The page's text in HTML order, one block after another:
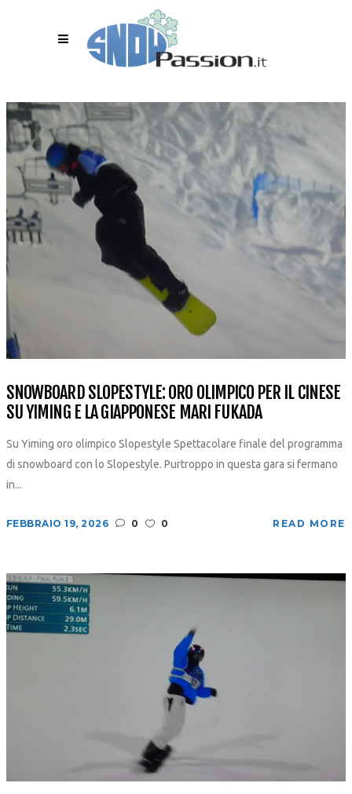
SNOWBOARD SLOPESTYLE: ORO OLIMPICO PER IL CINESE
SU YIMING E LA GIAPPONESE MARI FUKADA
Su Yiming oro olimpico Slopestyle Spettacolare finale del programma
di snowboard con lo Slopestyle. Purtroppo in questa gara si fermano
in...
FEBBRAIO 19, 2026 0 0 READ MORE